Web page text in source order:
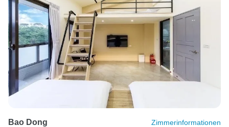
Bao Dong Zimmerinformationen